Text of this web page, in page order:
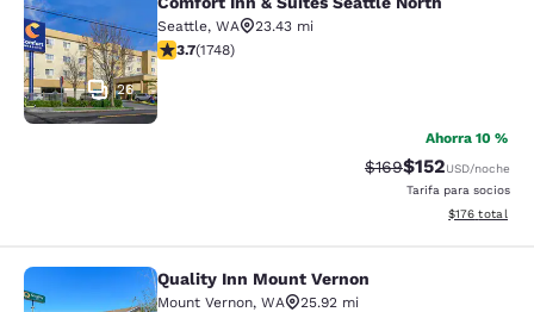
Comfort Inn & Suites Seattle North
26
Seattle, WA
23.43 mi
calificación de 3.74 estrellas. Bueno. 1748 reseñas
3.7(1748)
Ahorra 10 %
Precio tachado:
$169Precio con
$152USD/noche
Tarifa para socios
Ver detalles
$176 total
Quality Inn Mount Vernon
Quality Inn Mount Vernon
Mount Vernon, WA
25.92 mi